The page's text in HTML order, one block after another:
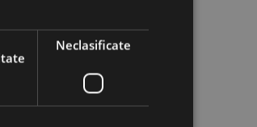
Neclasificate